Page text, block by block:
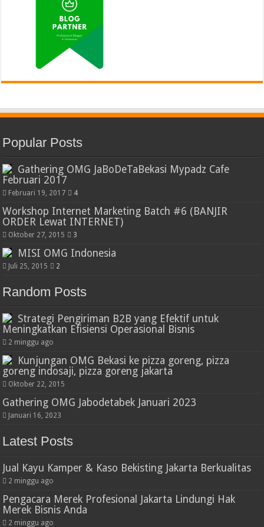
Popular Posts
Gathering OMG JaBoDeTaBekasi Mypadz Cafe
Februari 2017
Februari 19, 2017 4
Workshop Internet Marketing Batch #6 (BANJIR
ORDER Lewat INTERNET)
Oktober 27, 2015 3
MISI OMG Indonesia
Juli 25, 2015 2
Random Posts
Strategi Pengiriman B2B yang Efektif untuk
Meningkatkan Efisiensi Operasional Bisnis
2 minggu ago
Kunjungan OMG Bekasi ke pizza goreng, pizza
goreng indosaji, pizza goreng jakarta
Oktober 22, 2015
Gathering OMG Jabodetabek Januari 2023
Januari 16, 2023
Latest Posts
Jual Kayu Kamper & Kaso Bekisting Jakarta Berkualitas
2 minggu ago
Pengacara Merek Profesional Jakarta Lindungi Hak
Merek Bisnis Anda
2 minggu ago